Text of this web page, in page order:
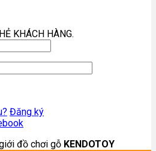
KHÁCH HÀNG.
Đăng ký
đồ chơi gỗ KENDOTOY